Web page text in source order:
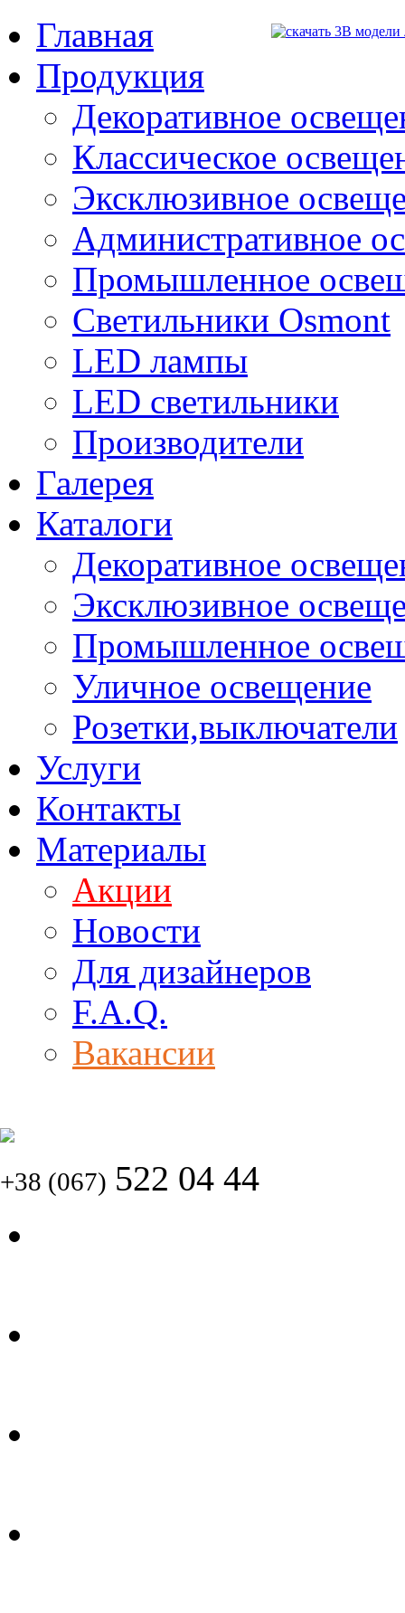
Главная
Продукция
Декоративное
Классическое
Эксклюзивное
Административное
Промышленное
Светильники Osmont
LED лампы
LED светильники
Производители
Галерея
Каталоги
Декоративное
Эксклюзивное
Промышленное
Уличное освещение
Розетки,выключатели
Услуги
Контакты
Материалы
Акции
Новости
Для дизайнеров
F.A.Q.
Вакансии
+38 (067) 522 04 44